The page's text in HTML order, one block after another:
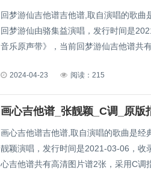
回梦游仙吉他谱吉他谱,取自演唱的歌曲
回梦游仙由骆集益演唱，发行时间是
音乐原声带》，当前回梦游仙吉他谱共
2024-04-23 阅读：215
画心吉他谱_张靓颖_C调_原版
画心吉他谱吉他谱,取自演唱的歌曲是经
靓颖演唱，发行时间是2021-03-06，收
心吉他谱共有高清图片谱2张，采用C调